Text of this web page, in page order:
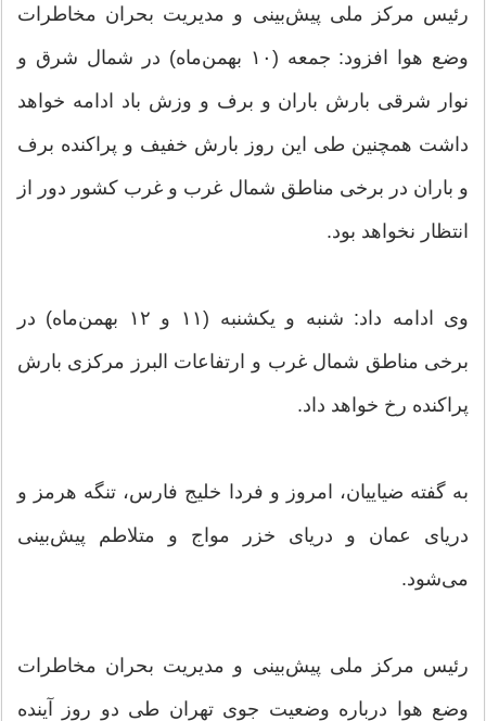
رئیس مرکز ملی پیش‌بینی و مدیریت بحران مخاطرات
وضع هوا افزود: جمعه (۱۰ بهمن‌ماه) در شمال شرق و
نوار شرقی بارش باران و برف و وزش باد ادامه خواهد
داشت همچنین طی این روز بارش خفیف و پراکنده برف
و باران در برخی مناطق شمال غرب و غرب کشور دور از
انتظار نخواهد بود.
وی ادامه داد: شنبه و یکشنبه (۱۱ و ۱۲ بهمن‌ماه) در
برخی مناطق شمال غرب و ارتفاعات البرز مرکزی بارش
پراکنده رخ خواهد داد.
به گفته ضیاییان، امروز و فردا خلیج فارس، تنگه هرمز و
دریای عمان و دریای خزر مواج و متلاطم پیش‌بینی
می‌شود.
رئیس مرکز ملی پیش‌بینی و مدیریت بحران مخاطرات
وضع هوا درباره وضعیت جوی تهران طی دو روز آینده